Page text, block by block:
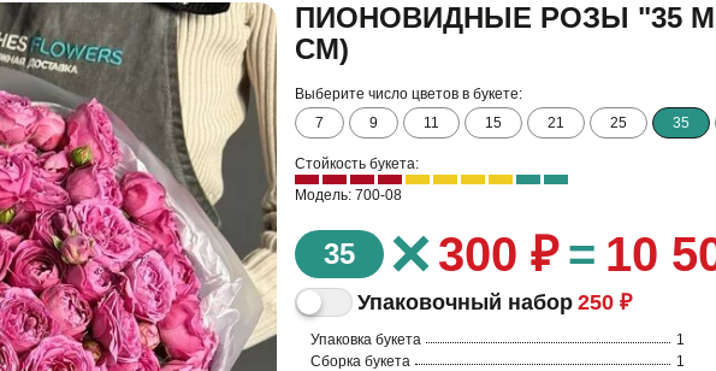
ПИОНОВИДНЫЕ РОЗЫ "35
СМ)
Выберите число цветов в букете:
7
9 11 15 21 25 35
Стойкость букета:
Модель: 700-08
35 ×300 ₽ = 10
Упаковочный набор 250 ₽
Упаковка букета
1
Сборка букета
1